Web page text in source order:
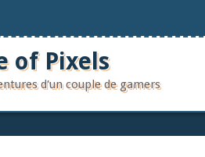
of Pixels
d'un couple de gamers